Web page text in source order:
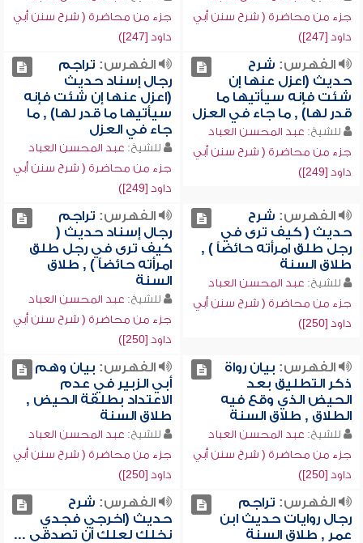
جزء من محاضرة ( شرح سنن أبي
داود [247])
جزء من محاضرة ( شرح سنن أبي
داود [247])
الفهرس: شرح
حديث (اعزل عنها إن
شئت فإنه سيأتيها ما
قدر لها) , ما جاء في العزل
للشيخ: عبد المحسن العباد
جزء من محاضرة ( شرح سنن أبي
داود [249])
الفهرس: تراجم
رجال إسناد حديث
(اعزل عنها إن شئت فإنه
سيأتيها ما قدر لها) , ما
جاء في العزل
للشيخ: عبد المحسن العباد
جزء من محاضرة ( شرح سنن أبي
داود [249])
الفهرس: شرح
حديث ( كيف ترى في
رجل طلق امرأته حائضاً ) ,
طلاق السنة
للشيخ: عبد المحسن العباد
جزء من محاضرة ( شرح سنن أبي
داود [250])
الفهرس: تراجم
رجال إسناد حديث (
كيف ترى في رجل طلق
امرأته حائضاًَ ) , طلاق
السنة
للشيخ: عبد المحسن العباد
جزء من محاضرة ( شرح سنن أبي
داود [250])
الفهرس: بيان رواة
ذكر التطليق بعد
الحيض الذي وقع فيه
الطلاق , طلاق السنة
للشيخ: عبد المحسن العباد
جزء من محاضرة ( شرح سنن أبي
داود [250])
الفهرس: بيان وهم
أبي الزبير في عدم
الاعتداد بطلقة الحيض ,
طلاق السنة
للشيخ: عبد المحسن العباد
جزء من محاضرة ( شرح سنن أبي
داود [250])
الفهرس: تراجم
رجال روايات حديث ابن
عمر , طلاق السنة
الفهرس: شرح
حديث (اخرجي فجدي
نخلك لعلك أن تصدقي ...